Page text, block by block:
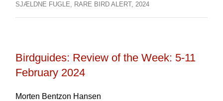
SJÆLDNE FUGLE, RARE BIRD ALERT, 2024
Birdguides: Review of the Week: 5-11
February 2024
Morten Bentzon Hansen